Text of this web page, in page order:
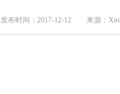
发布时间：2017-12-12 来源：